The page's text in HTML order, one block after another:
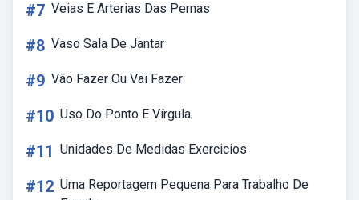
#7 Veias E Arterias Das Pernas
#8 Vaso Sala De Jantar
#9 Vão Fazer Ou Vai Fazer
#10 Uso Do Ponto E Vírgula
#11 Unidades De Medidas Exercicios
#12 Uma Reportagem Pequena Para Trabalho De